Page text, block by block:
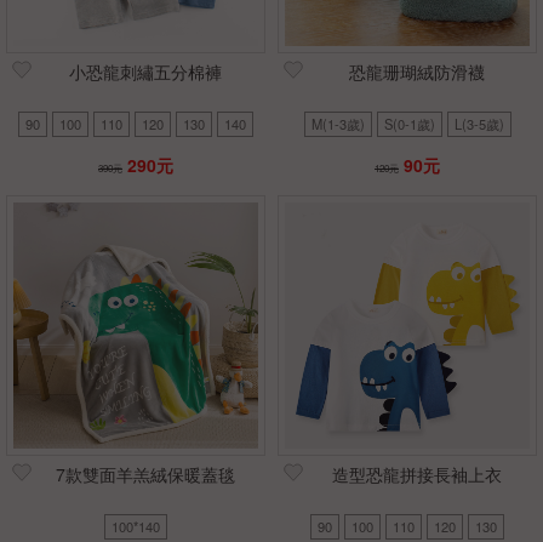
小恐龍刺繡五分棉褲
90 100 110 120 130 140
390元 290元
恐龍珊瑚絨防滑襪
M(1-3歲) S(0-1歲) L(3-5歲)
120元 90元
7款雙面羊羔絨保暖蓋毯
100*140
造型恐龍拼接長袖上衣
90 100 110 120 130